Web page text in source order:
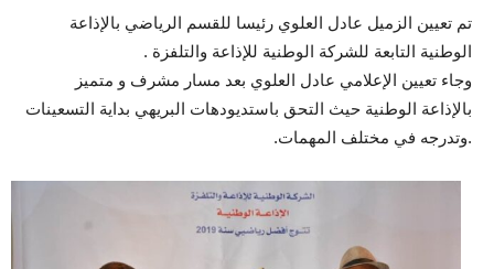
تم تعيين الزميل عادل العلوي رئيسا للقسم الرياضي بالإذاعة
الوطنية التابعة للشركة الوطنية للإذاعة والتلفزة .
وجاء تعيين الإعلامي عادل العلوي بعد مسار مشرف و متميز
بالإذاعة الوطنية حيث التحق باستديودهات البريهي بداية التسعينات
.وتدرجه في مختلف المهمات.